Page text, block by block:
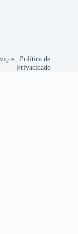
|Política de
Privacidade